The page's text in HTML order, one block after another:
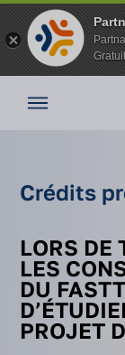
Nos
Vos
avantages
conseils
Espace
entreprise
Mon
compte
Accueil
Crédits
LORS DE
LES
DU
PROJET